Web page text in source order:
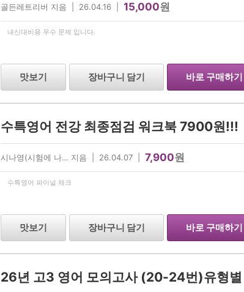
골든레트리버 지음 | 26.04.16 | 15,000원
내신대비용 우수 문제 입니다.
맛보기 장바구니 담기 바로 구매하기
수특영어 전강 최종점검 워크북 7900원!!!
시나영(시험에 나… 지음 | 26.04.07 | 7,900원
수특영어 파이널 체크
맛보기 장바구니 담기 바로 구매하기